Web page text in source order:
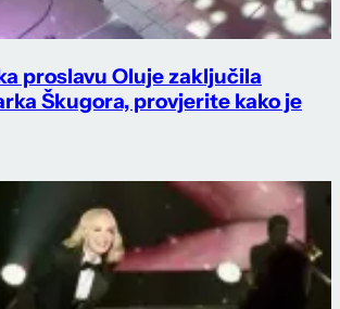
proslavu Oluje zaključila
Škugora, provjerite kako je